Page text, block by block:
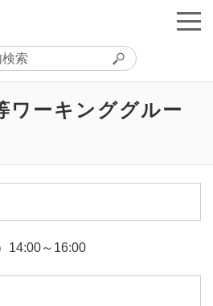
ワーキンググルー
14:00～16:00